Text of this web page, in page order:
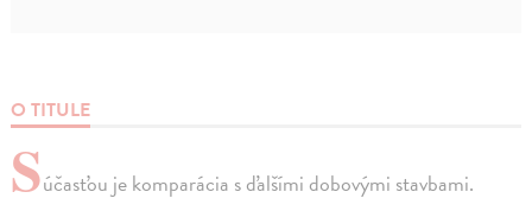
O TITULE
Súčasťou je komparácia s ďalšími dobovými stavbami.